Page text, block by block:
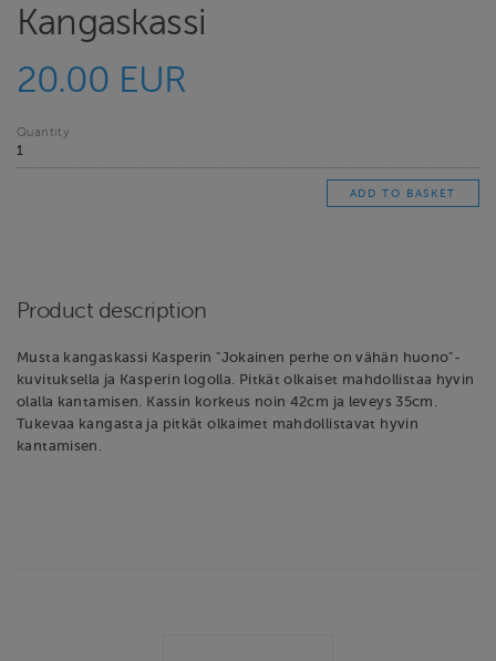
Kangaskassi
20.00 EUR
Quantity
Product description
Musta kangaskassi Kasperin "Jokainen perhe on vähän huono"-
kuvituksella ja Kasperin logolla. Pitkät olkaiset mahdollistaa hyvin
olalla kantamisen. Kassin korkeus noin 42cm ja leveys 35cm.
Tukevaa kangasta ja pitkät olkaimet mahdollistavat hyvin
kantamisen.